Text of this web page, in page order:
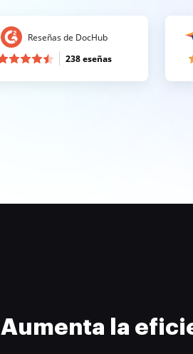
Reseñas de DocHub
238 eseñas
Aumenta la